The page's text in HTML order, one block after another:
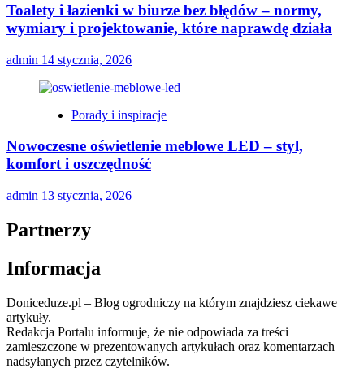
Toalety i łazienki w biurze bez błędów – normy,
wymiary i projektowanie, które naprawdę działa
admin 14 stycznia, 2026
Porady i inspiracje
Nowoczesne oświetlenie meblowe LED – styl,
komfort i oszczędność
admin 13 stycznia, 2026
Partnerzy
Informacja
Doniceduze.pl – Blog ogrodniczy na którym znajdziesz ciekawe
artykuły.
Redakcja Portalu informuje, że nie odpowiada za treści
zamieszczone w prezentowanych artykułach oraz komentarzach
nadsyłanych przez czytelników.